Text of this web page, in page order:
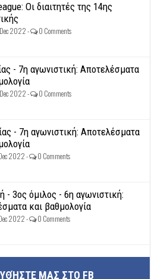
Οι διαιτητές της 14ης
Dec 2022 - 0 Comments
- 7η αγωνιστική: Αποτελέσματα
Dec 2022 - 0 Comments
- 7η αγωνιστική: Αποτελέσματα
2022 - 0 Comments
- 3ος όμιλος - 6η αγωνιστική:
και βαθμολογία
2022 - 0 Comments
ΜΑΣ ΣΤΟ FB